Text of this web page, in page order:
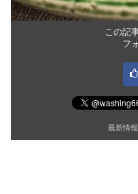
この記
フ
最新情